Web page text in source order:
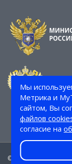
Мы
Метрика и
сайтом, Вы
файлов
согласие на
© 2026 СТИ НИТУ